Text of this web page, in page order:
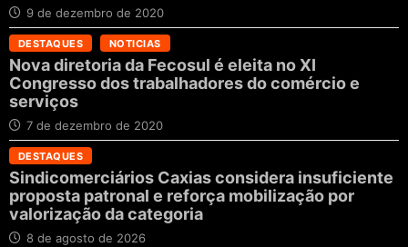
9 de dezembro de 2020
DESTAQUES NOTICIAS
Nova diretoria da Fecosul é eleita no XI
Congresso dos trabalhadores do comércio e
serviços
7 de dezembro de 2020
DESTAQUES
Sindicomerciários Caxias considera insuficiente
proposta patronal e reforça mobilização por
valorização da categoria
8 de agosto de 2026